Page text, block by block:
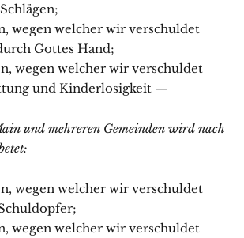
wegen welcher wir verschuldet
Gottes Hand;
wegen welcher wir verschuldet
und Kinderlosigkeit —
und mehreren Gemeinden wird nach
wegen welcher wir verschuldet
wegen welcher wir verschuldet